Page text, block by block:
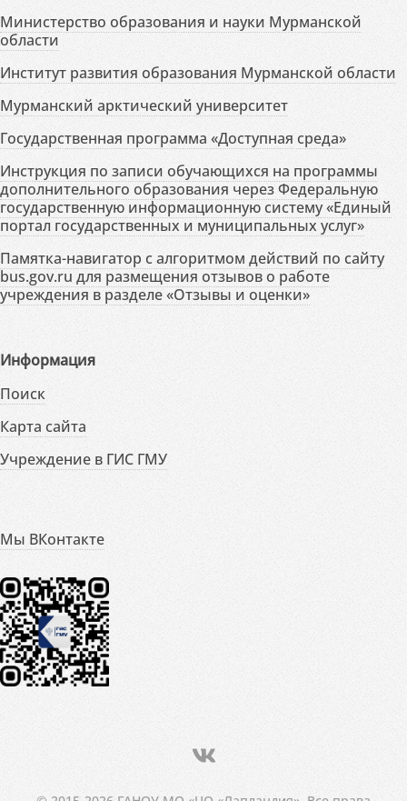
Министерство образования и науки Мурманской
области
Институт развития образования Мурманской области
Мурманский арктический университет
Государственная программа «Доступная среда»
Инструкция по записи обучающихся на программы
дополнительного образования через Федеральную
государственную информационную систему «Единый
портал государственных и муниципальных услуг»
Памятка-навигатор с алгоритмом действий по сайту
bus.gov.ru для размещения отзывов о работе
учреждения в разделе «Отзывы и оценки»
Информация
Поиск
Карта сайта
Учреждение в ГИС ГМУ
Мы ВКонтакте